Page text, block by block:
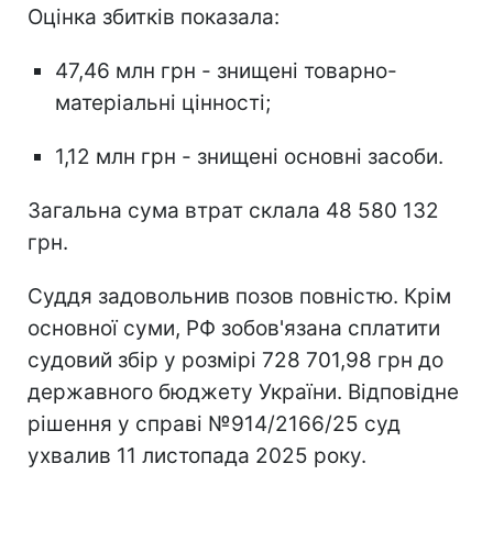
Оцінка збитків показала:
47,46 млн грн - знищені товарно-
матеріальні цінності;
1,12 млн грн - знищені основні засоби.
Загальна сума втрат склала 48 580 132
грн.
Суддя задовольнив позов повністю. Крім
основної суми, РФ зобов'язана сплатити
судовий збір у розмірі 728 701,98 грн до
державного бюджету України. Відповідне
рішення у справі №914/2166/25 суд
ухвалив 11 листопада 2025 року.